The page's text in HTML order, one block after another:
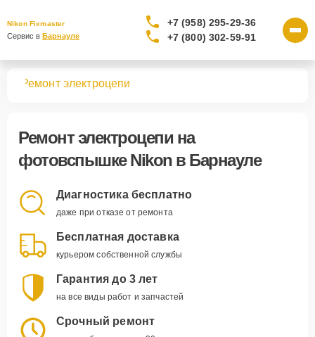
Nikon Fixmaster
Сервис в Барнауле
+7 (958) 295-29-36
+7 (800) 302-59-91
Ремонт электроцепи
Ремонт электроцепи на
фотовспышке Nikon в Барнауле
Диагностика бесплатно
даже при отказе от ремонта
Бесплатная доставка
курьером собственной службы
Гарантия до 3 лет
на все виды работ и запчастей
Срочный ремонт